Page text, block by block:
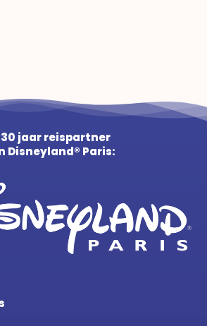
30 jaar reispartner
Disneyland® Paris: